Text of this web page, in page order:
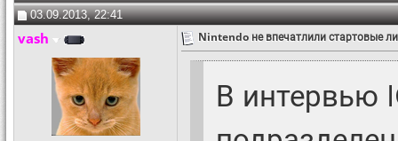
03.09.2013, 22:41
vash Nintendo не впечатлили стартовые
В интервью